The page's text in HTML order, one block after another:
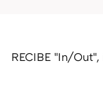
RECIBE "In/Out",